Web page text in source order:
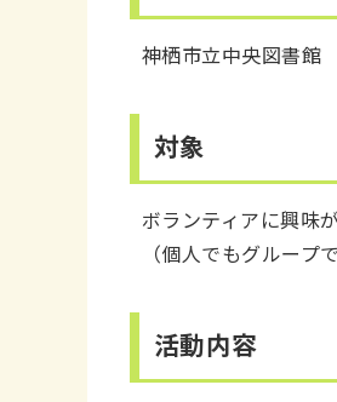
神栖市立中央図書館
対象
ボランティアに興味
（個人でもグループ
活動内容